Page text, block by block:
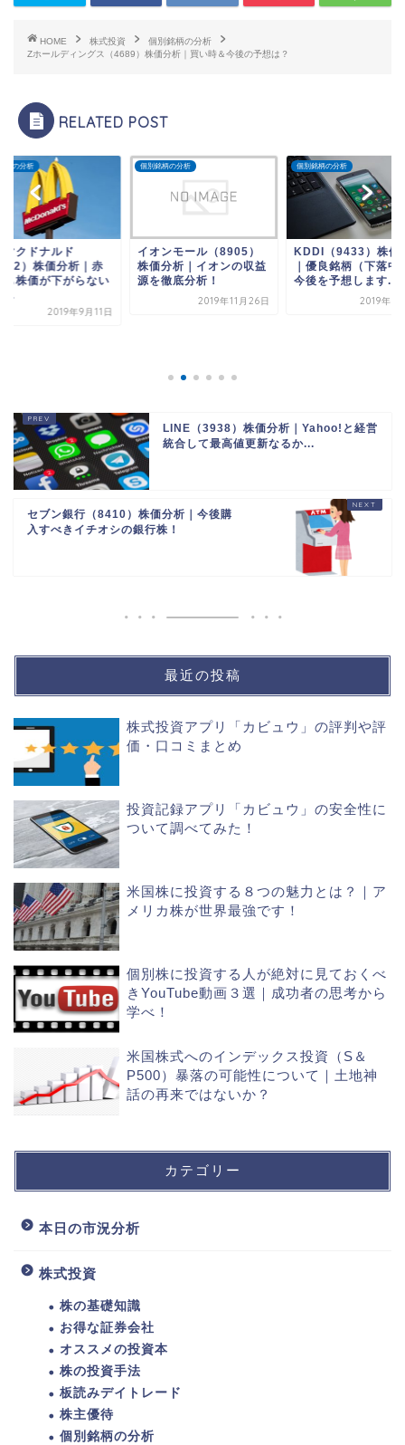
HOME 株式投資
個別銘柄の分析
Zホールディングス（4689）株価分析｜買い時＆今後の予想は？
RELATED POST
柄の分析
マクドナルド
）株価分析｜赤
も株価が下がらない
...
2019年9月11日
個別銘柄の分析
イオンモール（8905）
株価分析｜イオンの収益
源を徹底分析！
2019年11月26日
個別銘柄の分析
KDDI（9433）株価
｜優良銘柄（下落中
今後を予想します...
2019年9
LINE（3938）株価分析｜Yahoo!と経営
統合して最高値更新なるか...
セブン銀行（8410）株価分析｜今後購
入すべきイチオシの銀行株！
最近の投稿
株式投資アプリ「カビュウ」の評判や評
価・口コミまとめ
投資記録アプリ「カビュウ」の安全性に
ついて調べてみた！
米国株に投資する８つの魅力とは？｜ア
メリカ株が世界最強です！
個別株に投資する人が絶対に見ておくべ
きYouTube動画３選｜成功者の思考から
学べ！
米国株式へのインデックス投資（S＆
P500）暴落の可能性について｜土地神
話の再来ではないか？
カテゴリー
本日の市況分析
株式投資
株の基礎知識
お得な証券会社
オススメの投資本
株の投資手法
板読みデイトレード
株主優待
個別銘柄の分析